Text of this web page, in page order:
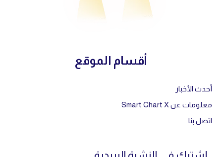
أقسام الموقع
أحدث الأخبار
معلومات عن Smart Chart X
اتصل بنا